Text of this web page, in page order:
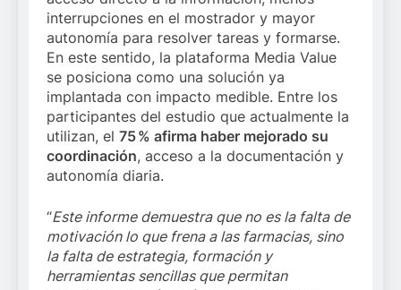
interrupciones en el mostrador y mayor
autonomía para resolver tareas y formarse.
En este sentido, la plataforma Media Value
se posiciona como una solución ya
implantada con impacto medible. Entre los
participantes del estudio que actualmente la
utilizan, el 75 % afirma haber mejorado su
coordinación, acceso a la documentación y
autonomía diaria.
“Este informe demuestra que no es la falta de
motivación lo que frena a las farmacias, sino
la falta de estrategia, formación y
herramientas sencillas que permitan